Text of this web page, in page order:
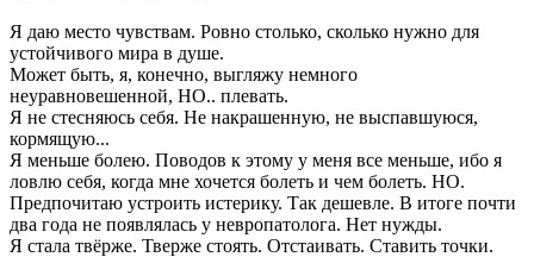
Я даю место чувствам. Ровно столько, сколько нужно для
устойчивого мира в душе.
Может быть, я, конечно, выгляжу немного
неуравновешенной, НО.. плевать.
Я не стесняюсь себя. Не накрашенную, не выспавшуюся,
кормящую...
Я меньше болею. Поводов к этому у меня все меньше, ибо я
ловлю себя, когда мне хочется болеть и чем болеть. НО.
Предпочитаю устроить истерику. Так дешевле. В итоге почти
два года не появлялась у невропатолога. Нет нужды.
Я стала твёрже. Тверже стоять. Отстаивать. Ставить точки.